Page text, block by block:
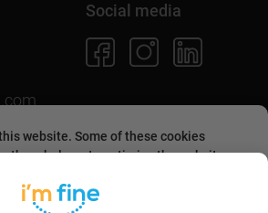
website. Some of these cookies
help us to optimize the website
use the website, you agree to allow
Social media